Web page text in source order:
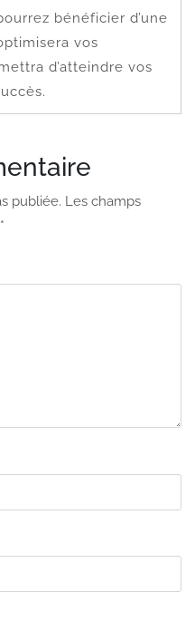
bénéficier d’une
vos
d’atteindre vos
publiée. Les champs
*